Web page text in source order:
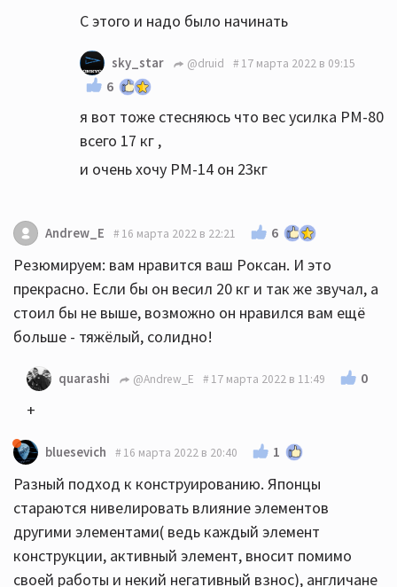
С этого и надо было начинать
sky_star @druid 17 марта 2022 в 09:15
6
я вот тоже стесняюсь что вес усилка PM-80
всего 17 кг ,
и очень хочу PM-14 он 23кг
Andrew_E 16 марта 2022 в 22:21 6
Резюмируем: вам нравится ваш Роксан. И это
прекрасно. Если бы он весил 20 кг и так же звучал, а
стоил бы не выше, возможно он нравился вам ещё
больше - тяжёлый, солидно!
quarashi @Andrew_E 17 марта 2022 в 11:49 0
+
bluesevich 16 марта 2022 в 20:40 1
Разный подход к конструированию. Японцы
стараются нивелировать влияние элементов
другими элементами( ведь каждый элемент
конструкции, активный элемент, вносит помимо
своей работы и некий негативный взнос), англичане